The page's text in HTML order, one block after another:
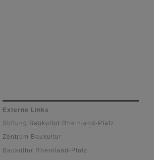
Externe Links
Stiftung Baukultur Rheinland-Pfalz
Zentrum Baukultur
Baukultur Rheinland-Pfalz